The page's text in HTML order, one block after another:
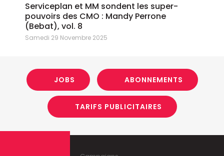
Serviceplan et MM sondent les super-
pouvoirs des CMO : Mandy Perrone
(Bebat), vol. 8
Samedi 29 Novembre 2025
JOBS ABONNEMENTS
TARIFS PUBLICITAIRES